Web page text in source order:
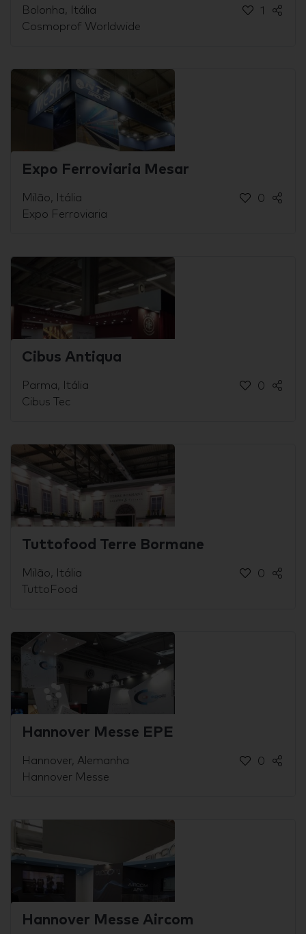
Bolonha, Itália
Cosmoprof Worldwide
1
Expo Ferroviaria Mesar
Milão, Itália
Expo Ferroviaria
0
Cibus Antiqua
Parma, Itália
Cibus Tec
0
Tuttofood Terre Bormane
Milão, Itália
TuttoFood
0
Hannover Messe EPE
Hannover, Alemanha
Hannover Messe
0
Hannover Messe Aircom